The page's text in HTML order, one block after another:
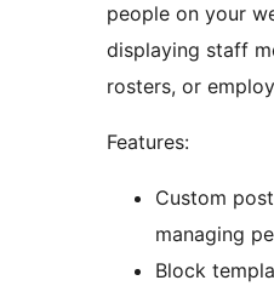
people on your
displaying staff
rosters, or
Features:
Custom
managing
Block